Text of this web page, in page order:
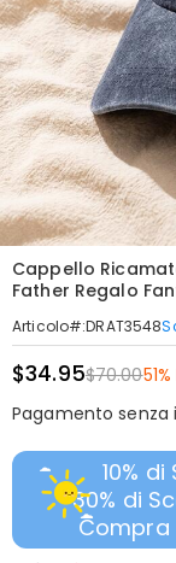
Cappello
Father Regalo
Articolo#:DRAT3548
$34.95$70.00
Pagamento senza
10%
30% di
Compra